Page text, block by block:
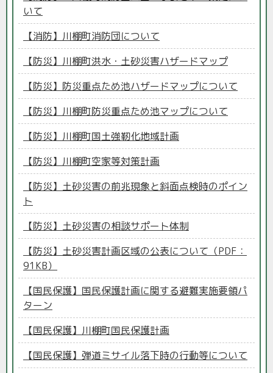
いて
【消防】川棚町消防団について
【防災】川棚町洪水・土砂災害ハザードマップ
【防災】防災重点ため池ハザードマップについて
【防災】川棚町防災重点ため池マップについて
【防災】川棚町国土強靭化地域計画
【防災】川棚町空家等対策計画
【防災】土砂災害の前兆現象と斜面点検時のポイン
ト
【防災】土砂災害の相談サポート体制
【防災】土砂災害計画区域の公表について（PDF：
91KB）
【国民保護】国民保護計画に関する避難実施要領パ
ターン
【国民保護】川棚町国民保護計画
【国民保護】弾道ミサイル落下時の行動等について